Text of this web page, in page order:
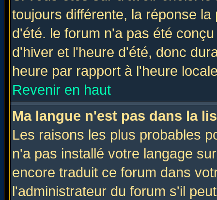
toujours différente, la réponse
d'été. le forum n'a pas été
d'hiver et l'heure d'été, donc
heure par rapport à l'heure
Revenir en haut
Ma langue n'est pas dans la
Les raisons les plus probables
n'a pas installé votre langage
encore traduit ce forum dans
l'administrateur du forum s'il